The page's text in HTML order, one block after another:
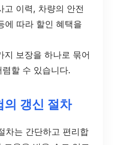
고 이력, 차량의 안전
에 따라 할인 혜택을
지 보장을 하나로 묶어
할 수 있습니다.
의 갱신 절차
차는 간단하고 편리합